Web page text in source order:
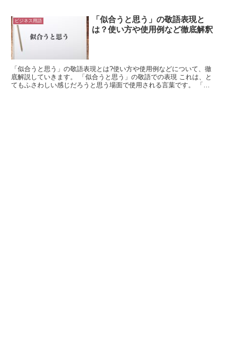
ビジネス用語
「似合うと思う」の敬語表現と
は？使い方や使用例など徹底解釈
「似合うと思う」の敬語表現とは?使い方や使用例などについて、徹
底解説していきます。 「似合うと思う」の敬語での表現 これは、と
てもふさわしい感じだろうと思う場面で使用される言葉です。 「似